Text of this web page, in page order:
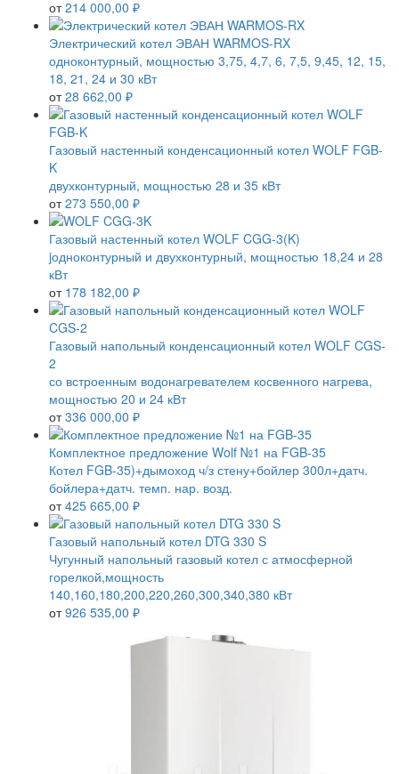
от 214 000,00 ₽
Электрический котел ЭВАН WARMOS-RX
одноконтурный, мощностью 3,75, 4,7, 6, 7,5, 9,45, 12, 15,
18, 21, 24 и 30 кВт
от 28 662,00 ₽
Газовый настенный конденсационный котел WOLF FGB-
K
двухконтурный, мощностью 28 и 35 кВт
от 273 550,00 ₽
Газовый настенный котел WOLF CGG-3(K)
jодноконтурный и двухконтурный, мощностью 18,24 и 28
кВт
от 178 182,00 ₽
Газовый напольный конденсационный котел WOLF CGS-
2
со встроенным водонагревателем косвенного нагрева,
мощностью 20 и 24 кВт
от 336 000,00 ₽
Комплектное предложение Wolf №1 на FGB-35
Котел FGB-35)+дымоход ч/з стену+бойлер 300л+датч.
бойлера+датч. темп. нар. возд.
от 425 665,00 ₽
Газовый напольный котел DTG 330 S
Чугунный напольный газовый котел с атмосферной
горелкой,мощность
140,160,180,200,220,260,300,340,380 кВт
от 926 535,00 ₽